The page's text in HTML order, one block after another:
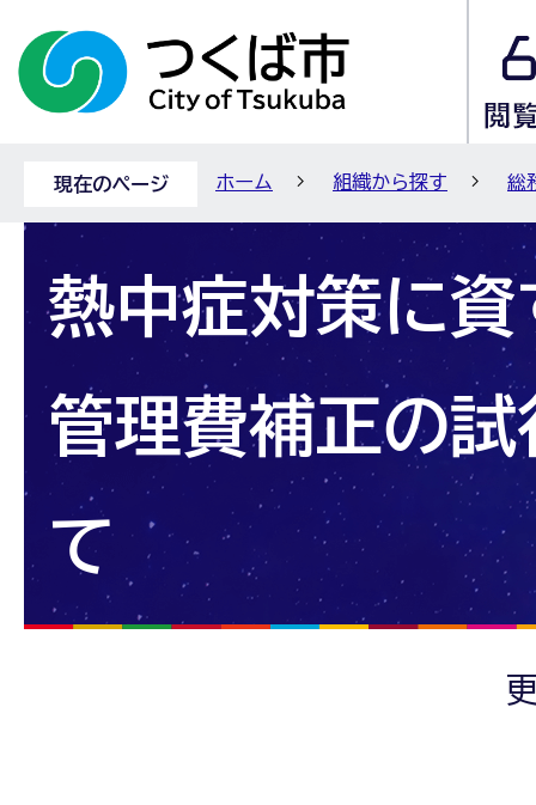
現在のページ ホーム 組織から探す 総
熱中症対策に資
管理費補正の
て